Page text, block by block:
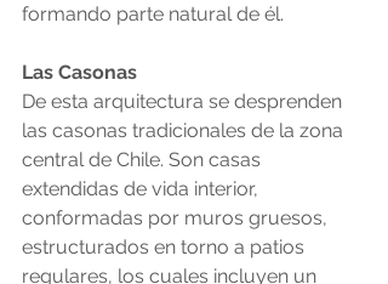
formando parte natural de él.
Las Casonas
De esta arquitectura se desprenden
las casonas tradicionales de la zona
central de Chile. Son casas
extendidas de vida interior,
conformadas por muros gruesos,
estructurados en torno a patios
regulares, los cuales incluyen un